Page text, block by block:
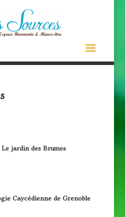
jardin des Brumes
Caycédienne de Grenoble